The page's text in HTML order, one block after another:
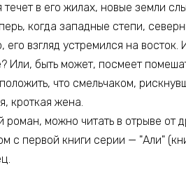
течет в его жилах, новые земли
когда западные степи,
взгляд устремился на
Или, быть может, посмеет
что смельчаком,
кроткая жена.
роман, можно читать в отрыве от
с первой книги серии — "Али"